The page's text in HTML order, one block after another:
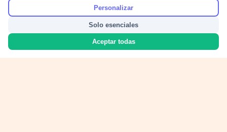
Personalizar
Solo esenciales
Aceptar todas